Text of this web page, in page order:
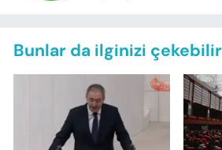
Bunlar da ilginizi çekebilir